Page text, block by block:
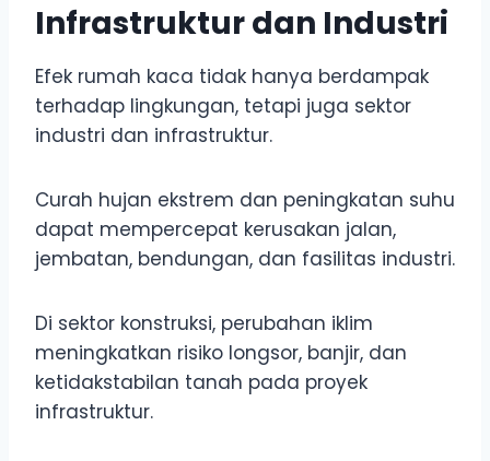
Infrastruktur dan Industri
Efek rumah kaca tidak hanya berdampak
terhadap lingkungan, tetapi juga sektor
industri dan infrastruktur.
Curah hujan ekstrem dan peningkatan suhu
dapat mempercepat kerusakan jalan,
jembatan, bendungan, dan fasilitas industri.
Di sektor konstruksi, perubahan iklim
meningkatkan risiko longsor, banjir, dan
ketidakstabilan tanah pada proyek
infrastruktur.